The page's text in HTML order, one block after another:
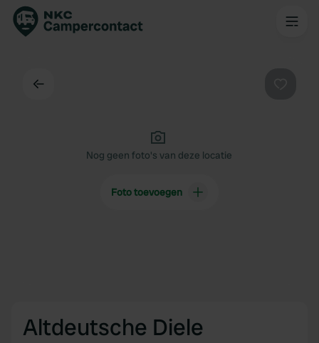
Nog geen foto's van deze locatie
Foto toevoegen
Altdeutsche Diele